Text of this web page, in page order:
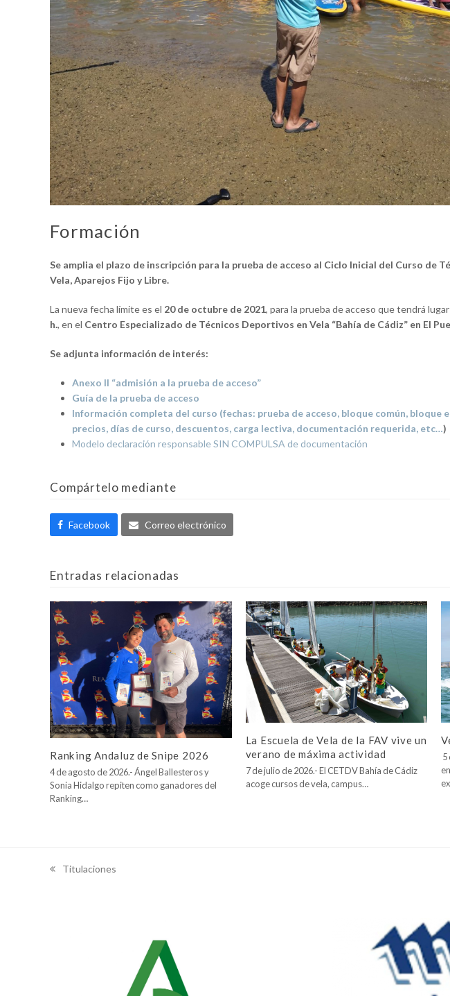
Formación
Se amplia el plazo de inscripción para la prueba de acceso al Ciclo Inicial del Curso de
Vela, Aparejos Fijo y Libre.
La nueva fecha límite es el 20 de octubre de 2021, para la prueba de acceso que tendrá
h., en el Centro Especializado de Técnicos Deportivos en Vela “Bahía de Cádiz” en El
Se adjunta información de interés:
Anexo II “admisión a la prueba de acceso”
Guía de la prueba de acceso
Información completa del curso (fechas: prueba de acceso, bloque común, bloque
precios, días de curso, descuentos, carga lectiva, documentación requerida, etc…)
Modelo declaración responsable SIN COMPULSA de documentación
Compártelo mediante
Facebook Correo electrónico
Entradas relacionadas
Ranking Andaluz de Snipe 2026
4 de agosto de 2026.- Ángel Ballesteros y
Sonia Hidalgo repiten como ganadores del
Ranking…
La Escuela de Vela de la FAV vive un
verano de máxima actividad
7 de julio de 2026.- El CETDV Bahía de Cádiz
acoge cursos de vela, campus…
5
previous
Titulaciones